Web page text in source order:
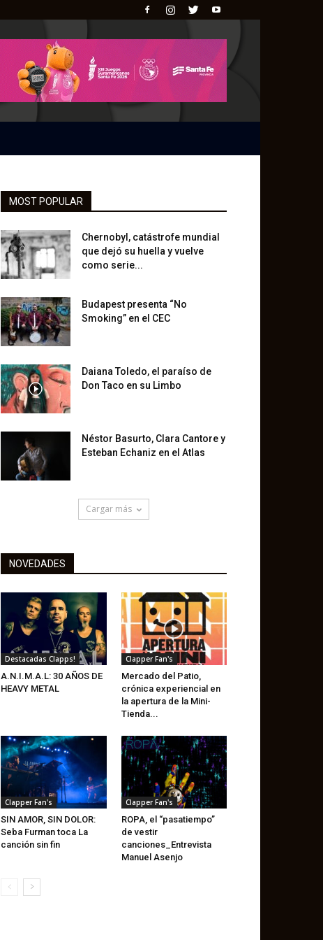
MOST POPULAR
Chernobyl, catástrofe mundial
que dejó su huella y vuelve
como serie...
Budapest presenta “No
Smoking” en el CEC
Daiana Toledo, el paraíso de
Don Taco en su Limbo
Néstor Basurto, Clara Cantore y
Esteban Echaniz en el Atlas
Cargar más
NOVEDADES
Destacadas Clapps!
A.N.I.M.A.L: 30 AÑOS DE
HEAVY METAL
Clapper Fan's
Mercado del Patio,
crónica experiencial en
la apertura de la Mini-
Tienda...
Clapper Fan's
SIN AMOR, SIN DOLOR:
Seba Furman toca La
canción sin fin
Clapper Fan's
ROPA, el “pasatiempo”
de vestir
canciones_Entrevista
Manuel Asenjo